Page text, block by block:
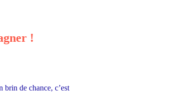
!
brin de chance, c’est